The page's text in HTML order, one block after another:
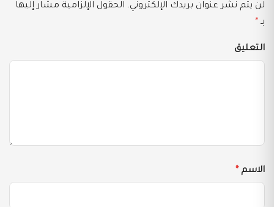
لن يتم نشر عنوان بريدك الإلكتروني. الحقول الإلزامية مشار إليها
بـ *
التعليق
الاسم*